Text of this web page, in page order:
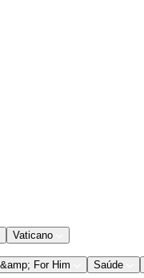
Vaticano
For Him Saúde